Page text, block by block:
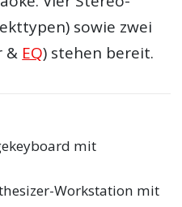
sowie zwei
& EQ) stehen bereit.
mit
Workstation mit